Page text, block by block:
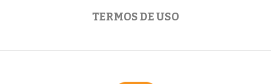
TERMOS DE USO